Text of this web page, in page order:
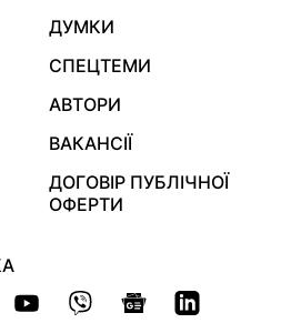
ДУМКИ
СПЕЦТЕМИ
АВТОРИ
ВАКАНСІЇ
ДОГОВІР ПУБЛІЧНОЇ
ОФЕРТИ